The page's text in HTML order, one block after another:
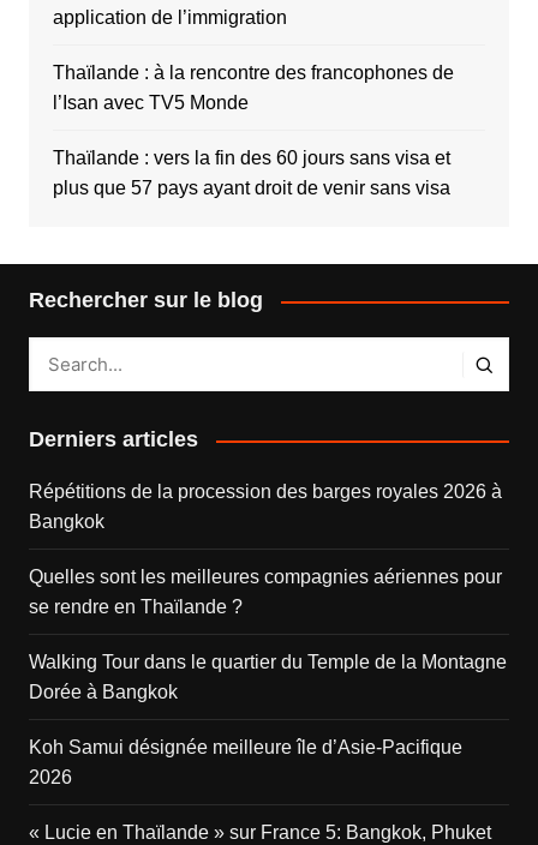
application de l’immigration
Thaïlande : à la rencontre des francophones de
l’Isan avec TV5 Monde
Thaïlande : vers la fin des 60 jours sans visa et
plus que 57 pays ayant droit de venir sans visa
Rechercher sur le blog
Derniers articles
Répétitions de la procession des barges royales 2026 à
Bangkok
Quelles sont les meilleures compagnies aériennes pour
se rendre en Thaïlande ?
Walking Tour dans le quartier du Temple de la Montagne
Dorée à Bangkok
Koh Samui désignée meilleure île d’Asie-Pacifique
2026
« Lucie en Thaïlande » sur France 5: Bangkok, Phuket